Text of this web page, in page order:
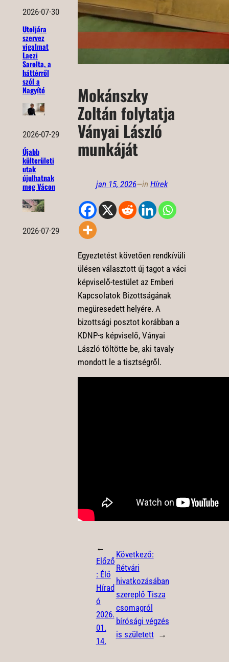
2026-07-30
Utoljára
szervez
vigalmat
Laczi
Sarolta, a
háttérről
szól a
Nagyító
2026-07-29
Újabb
külterületi
utak
újulhatnak
meg Vácon
2026-07-29
Mokánszky
Zoltán folytatja
Ványai László
munkáját
jan 15, 2026—in Hírek
Egyeztetést követően rendkívüli
ülésen választott új tagot a váci
képviselő-testület az Emberi
Kapcsolatok Bizottságának
megüresedett helyére. A
bizottsági posztot korábban a
KDNP-s képviselő, Ványai
László töltötte be, aki tavaly
mondott le a tisztségről.
←
Előző
: Élő
Hírad
ó
2026.
01.
14.
Következő:
Rétvári
hivatkozásában
szereplő Tisza
csomagról
bírósági végzés
is született →